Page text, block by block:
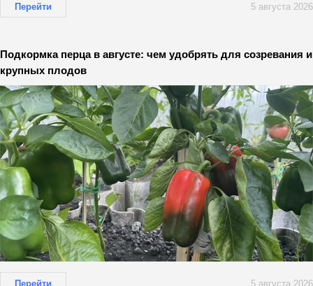
Перейти 5 августа 2026
Подкормка перца в августе: чем удобрять для созревания и
крупных плодов
Перейти 5 августа 2026